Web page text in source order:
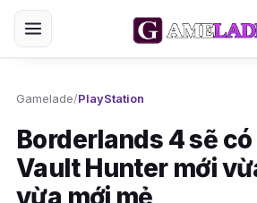
Gamelade/PlayStation
Borderlands 4 sẽ
Vault Hunter mới
vừa mới mẻ